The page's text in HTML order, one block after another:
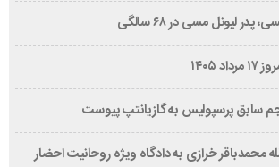
لیونل مسی در ۶۸ سالگی
۱۴۰۵
سابق پرسپولیس به گازیانتپ پیوست
محمدباقر خرازی به دادگاه ویژه روحانیت احضار